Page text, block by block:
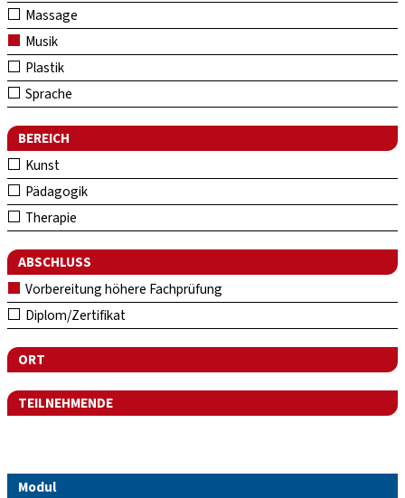
Massage
Musik
Plastik
Sprache
BEREICH
Kunst
Pädagogik
Therapie
ABSCHLUSS
Vorbereitung höhere Fachprüfung
Diplom/Zertifikat
ORT
TEILNEHMENDE
Modul